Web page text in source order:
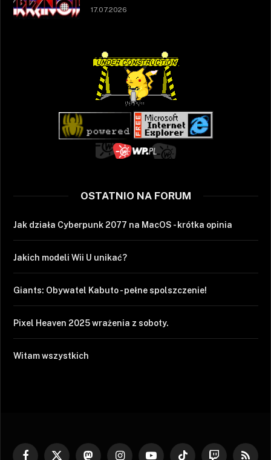
17.07.2026
OSTATNIO NA FORUM
Jak działa Cyberpunk 2077 na MacOS - krótka opinia
Jakich modeli Wii U unikać?
Giants: Obywatel Kabuto - pełne spolszczenie!
Pixel Heaven 2025 wrażenia z soboty.
Witam wszystkich